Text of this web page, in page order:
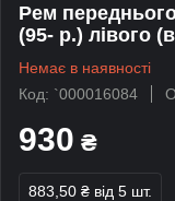
Рем
(95- р.) лівого
Немає в наявності
Код: `000016084
930 ₴
883,50 ₴ від 5 шт.